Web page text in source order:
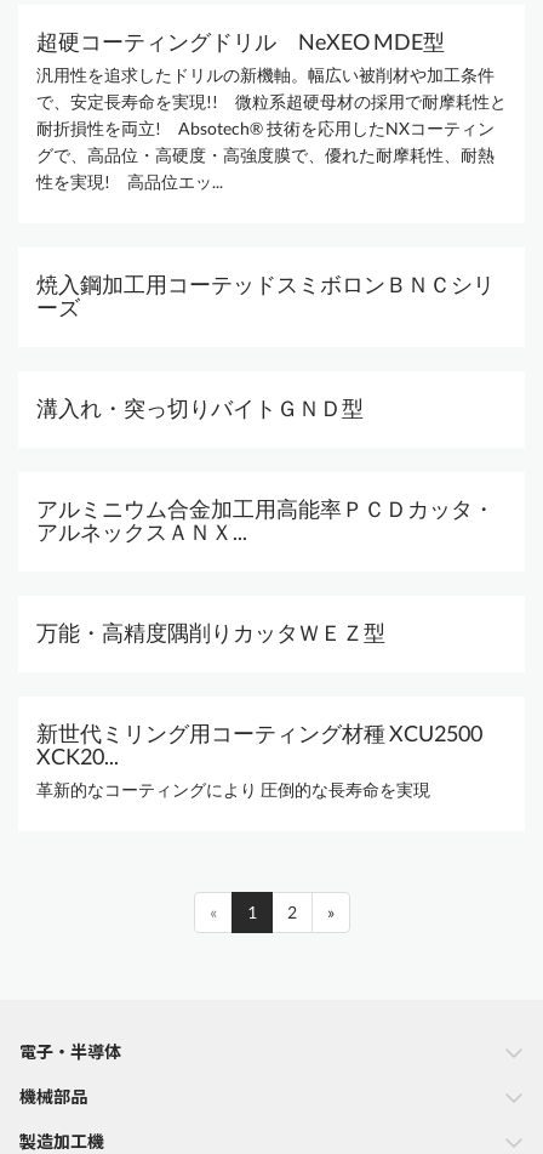
超硬コーティングドリル NeXEO MDE型
汎用性を追求したドリルの新機軸。幅広い被削材や加工条件
で、安定長寿命を実現!! 微粒系超硬母材の採用で耐摩耗性と
耐折損性を両立! Absotech® 技術を応用したNXコーティン
グで、高品位・高硬度・高強度膜で、優れた耐摩耗性、耐熱
性を実現! 高品位エッ...
焼入鋼加工用コーテッドスミボロンＢＮＣシリ
ーズ
溝入れ・突っ切りバイトＧＮＤ型
アルミニウム合金加工用高能率ＰＣＤカッタ・
アルネックスＡＮＸ...
万能・高精度隅削りカッタＷＥＺ型
新世代ミリング用コーティング材種 XCU2500
XCK20...
革新的なコーティングにより 圧倒的な長寿命を実現
« 1 2 »
電子・半導体
機械部品
製造加工機